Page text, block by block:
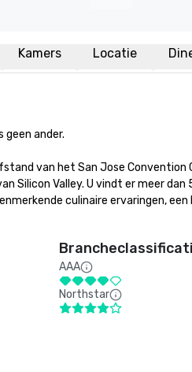
Kamers Locatie
geen ander.
van het San Jose Convention
Silicon Valley. U vindt er meer
culinaire ervaringen,
AAA
Northstar